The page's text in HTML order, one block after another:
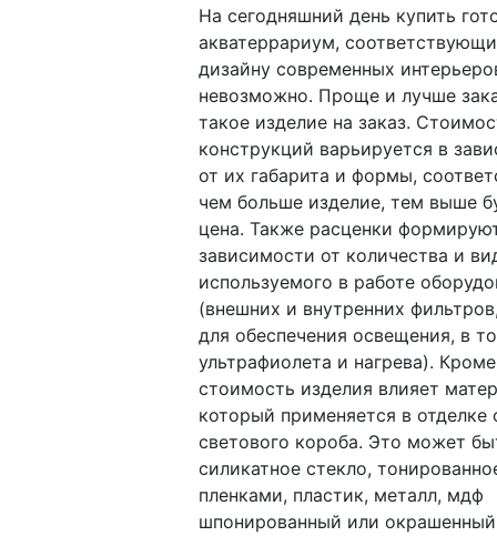
На сегодняшний день купить
акватеррариум,
дизайну современных
невозможно. Проще и лучше
такое изделие на заказ.
конструкций варьируется в
от их габарита и формы,
чем больше изделие, тем выше
цена. Также расценки
зависимости от количества и
используемого в работе
(внешних и внутренних
для обеспечения освещения, в
ультрафиолета и нагрева).
стоимость изделия влияет
который применяется в отделке
светового короба. Это может
силикатное стекло,
пленками, пластик, металл, мдф
шпонированный или